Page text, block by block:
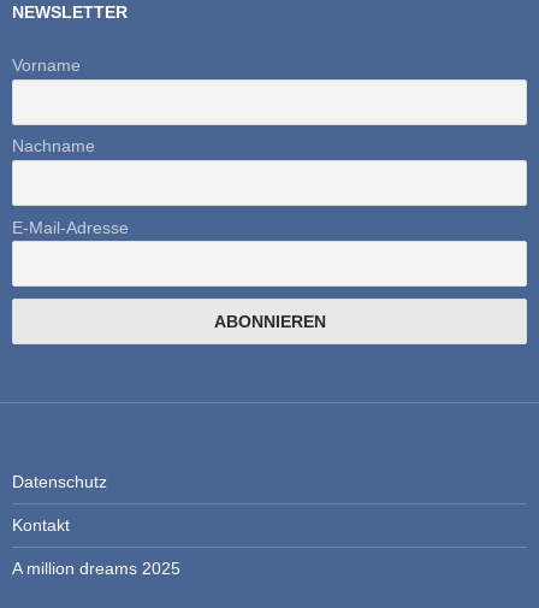
NEWSLETTER
Vorname
Nachname
E-Mail-Adresse
Datenschutz
Kontakt
A million dreams 2025